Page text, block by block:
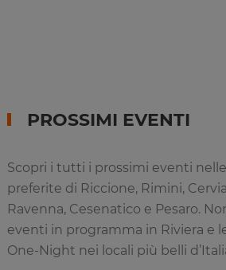
PROSSIMI EVENTI
Scopri i tutti i prossimi eventi
preferite di Riccione, Rimini,
Ravenna, Cesenatico e Pesaro.
eventi in programma in Riviera e
One-Night nei locali più belli